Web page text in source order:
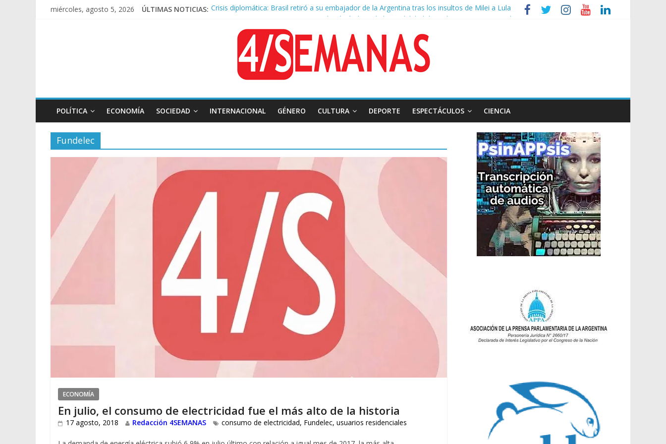
miércoles, agosto 5, 2026 ÚLTIMAS NOTICIAS: Crisis diplomática: Brasil retiró a su embajador de la Argentina tras los insultos de Milei a Lula
Dos encuestas muestran a Javier Milei alejándose de la posibilidad de reelegir en primera vuelta
Elpidio González: Un Caballero ejemplar
Neymar puso en duda su continuidad en el fútbol ¿se retira?
Confirmado: el papa León XIV visitará la Argentina entre el 8 y el 11 de noviembre
POLÍTICA ECONOMÍA SOCIEDAD INTERNACIONAL GÉNERO CULTURA DEPORTE ESPECTÁCULOS CIENCIA
Fundelec
ECONOMÍA
En julio, el consumo de electricidad fue el más alto de la historia
17 agosto, 2018 Redacción 4SEMANAS consumo de electricidad, Fundelec, usuarios residenciales